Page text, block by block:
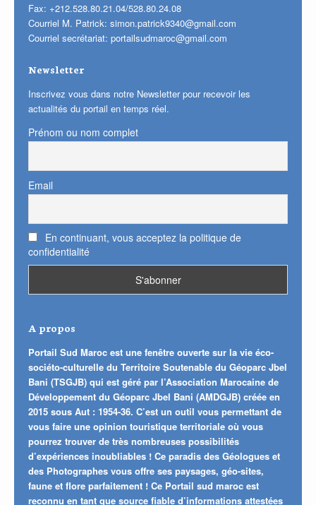
Fax: +212.528.80.21.04/528.80.24.08
Courriel M. Patrick: simon.patrick9340@gmail.com
Courriel secrétariat: portailsudmaroc@gmail.com
Newsletter
Inscrivez vous dans notre Newsletter pour recevoir les
actualités du portail en temps réel.
Prénom ou nom complet
Email
En continuant, vous acceptez la politique de
confidentialité
A propos
Portail Sud Maroc est une fenêtre ouverte sur la vie éco-
sociéto-culturelle du Territoire Soutenable du Géoparc Jbel
Bani (TSGJB) qui est géré par l’Association Marocaine de
Développement du Géoparc Jbel Bani (AMDGJB) créée en
2015 sous Aut : 1954-36. C’est un outil vous permettant de
vous faire une opinion touristique territoriale où vous
pourrez trouver de très nombreuses possibilités
d’expériences inoubliables ! Ce paradis des Géologues et
des Photographes vous offre ses paysages, géo-sites,
faune et flore parfaitement ! Ce Portail sud maroc est
reconnu en tant que source fiable d’informations attestées